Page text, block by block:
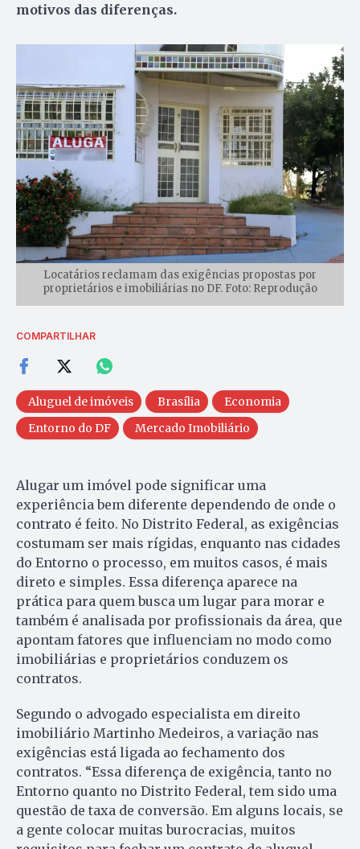
motivos das diferenças.
Locatários reclamam das exigências propostas por
proprietários e imobiliárias no DF. Foto: Reprodução
COMPARTILHAR
Aluguel de imóveis Brasília
Economia
Entorno do DF
Mercado Imobiliário
Alugar um imóvel pode significar uma
experiência bem diferente dependendo de onde o
contrato é feito. No Distrito Federal, as exigências
costumam ser mais rígidas, enquanto nas cidades
do Entorno o processo, em muitos casos, é mais
direto e simples. Essa diferença aparece na
prática para quem busca um lugar para morar e
também é analisada por profissionais da área, que
apontam fatores que influenciam no modo como
imobiliárias e proprietários conduzem os
contratos.
Segundo o advogado especialista em direito
imobiliário Martinho Medeiros, a variação nas
exigências está ligada ao fechamento dos
contratos. “Essa diferença de exigência, tanto no
Entorno quanto no Distrito Federal, tem sido uma
questão de taxa de conversão. Em alguns locais, se
a gente colocar muitas burocracias, muitos